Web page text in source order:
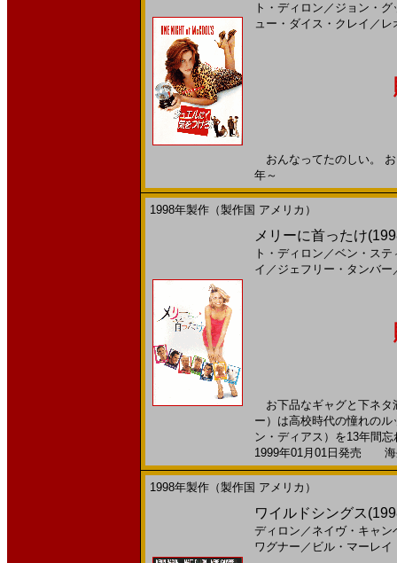
ト・ディロン ／ ジョン・グ
ュー・ダイス・クレイ ／ レ
おんなってたのしい。
年～
1998年製作（製作国 アメリカ）
メリーに首ったけ
ト・ディロン ／ベン・ステ
イ ／ ジェフリー・タンバー
お下品なギャグと下ネタ
ー）は高校時代の憧れの
ン・ディアス）を13年間
1999年01月01日発売 海
1998年製作（製作国 アメリカ）
ワイルドシングス
ディロン ／ ネイヴ・キャン
ワグナー ／ ビル・マーレイ